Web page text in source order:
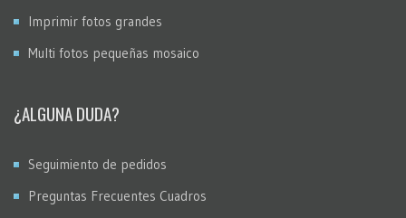
Imprimir fotos grandes
Multi fotos pequeñas mosaico
¿ALGUNA DUDA?
Seguimiento de pedidos
Preguntas Frecuentes Cuadros